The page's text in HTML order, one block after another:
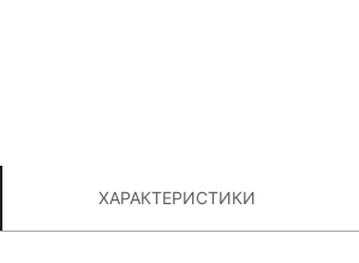
ХАРАКТЕРИСТИКИ